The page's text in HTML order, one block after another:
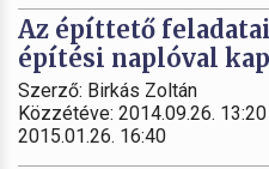
Az építtető
építési naplóval
Szerző: Birkás Zoltán
Közzétéve: 2014.09.26.
2015.01.26. 16:40